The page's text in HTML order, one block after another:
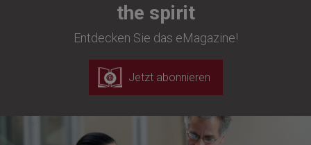
the spirit
Entdecken Sie das eMagazine!
Jetzt abonnieren